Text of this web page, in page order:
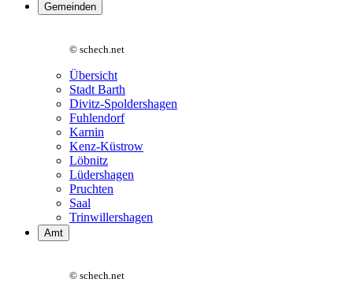
Gemeinden
© schech.net
Übersicht
Stadt Barth
Divitz-Spoldershagen
Fuhlendorf
Karnin
Kenz-Küstrow
Löbnitz
Lüdershagen
Pruchten
Saal
Trinwillershagen
Amt
© schech.net